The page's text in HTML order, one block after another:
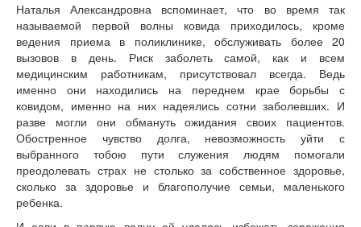
Наталья Александровна вспоминает, что во время так
называемой первой волны ковида приходилось, кроме
ведения приема в поликлинике, обслуживать более 20
вызовов в день. Риск заболеть самой, как и всем
медицинским работникам, присутствовал всегда. Ведь
именно они находились на переднем крае борьбы с
ковидом, именно на них надеялись сотни заболевших. И
разве могли они обмануть ожидания своих пациентов.
Обостренное чувство долга, невозможность уйти с
выбранного тобою пути служения людям помогали
преодолевать страх не столько за собственное здоровье,
сколько за здоровье и благополучие семьи, маленького
ребенка.